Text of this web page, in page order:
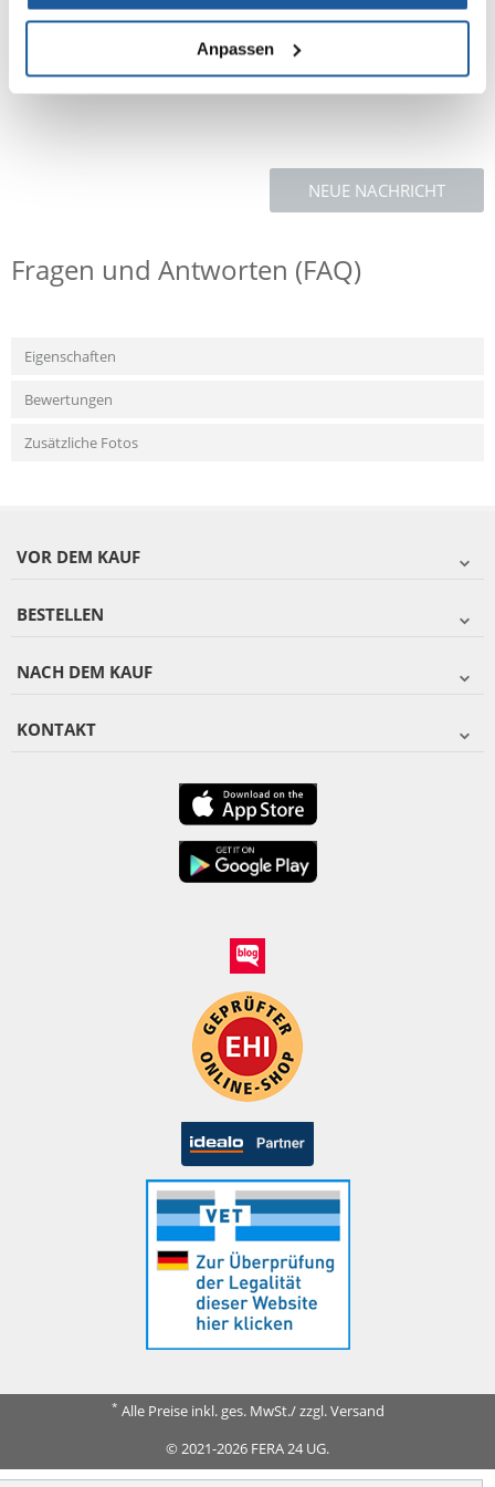
Anpassen
ist. Wenn Sie Produkte in Flohtropfen verwenden, die normalerweise
zwischen den Schulterblättern aufgetragen werden, beachten Sie, dass
No Stress Spot On an einer anderen Stelle, nämlich genau zwischen den
Ohren, aufgetragen werden sollte.
NEUE NACHRICHT
Fragen und Antworten (FAQ)
Eigenschaften
Bewertungen
Zusätzliche Fotos
VOR DEM KAUF
BESTELLEN
NACH DEM KAUF
KONTAKT
* Alle Preise inkl. ges. MwSt./ zzgl. Versand
© 2021-2026 FERA 24 UG.